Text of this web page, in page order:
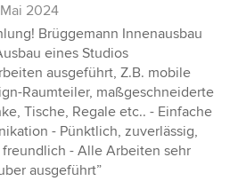
2024
Brüggemann Innenausbau
eines Studios
ausgeführt, Z.B. mobile
Raumteiler, maßgeschneiderte
Tische, Regale etc.. - Einfache
- Pünktlich, zuverlässig,
- Alle Arbeiten sehr
ausgeführt”